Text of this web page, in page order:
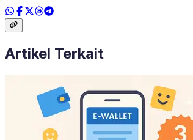
Artikel Terkait